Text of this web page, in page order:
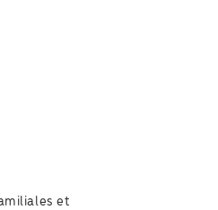
et